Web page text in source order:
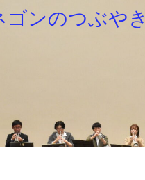
ゴンのつぶや